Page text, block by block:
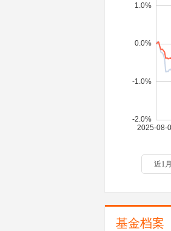
近1月
基金档案